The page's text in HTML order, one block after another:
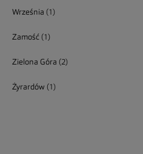
Września (1)
Zamość(1)
Zielona Góra (2)
Żyrardów (1)